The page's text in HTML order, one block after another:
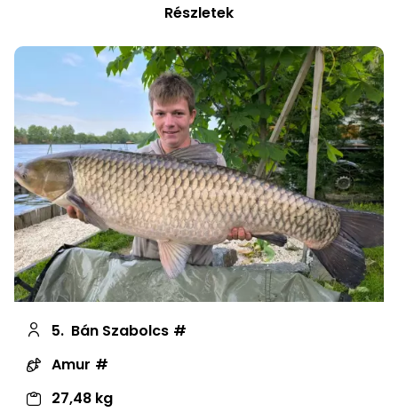
Részletek
5. Bán Szabolcs
Amur
27,48 kg